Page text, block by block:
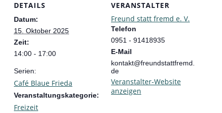
DETAILS
Datum:
15. Oktober 2025
Zeit:
14:00 - 17:00
Serien:
Café Blaue Frieda
Veranstaltungskategorie:
Freizeit
VERANSTALTER
Freund statt fremd e. V.
Telefon
0951 - 91418935
E-Mail
kontakt@freundstattfremd.
de
Veranstalter-Website
anzeigen